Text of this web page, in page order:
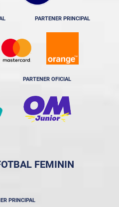
PARTENER PRINCIPAL
PARTENER OFICIAL
FEMININ
PRINCIPAL